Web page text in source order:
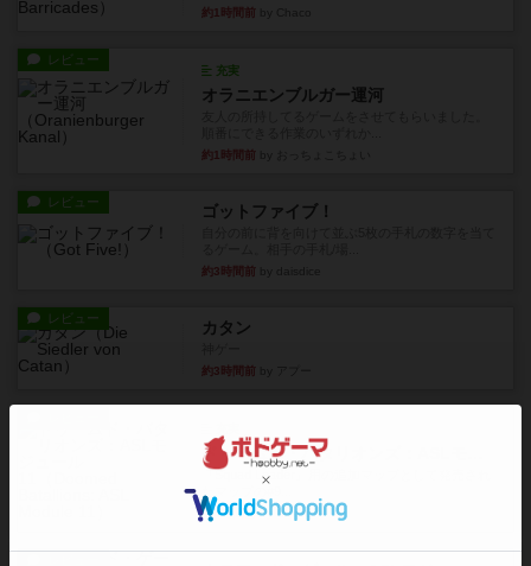
約1時間前
レビュー
充実
オラニエンブルガー運河
約1時間前
レビュー ゴットファイブ！
約3時間前
レビュー カタン
約3時間前
『Squad Leader』用の追加マップとして発売され
約4時間前by Chaco